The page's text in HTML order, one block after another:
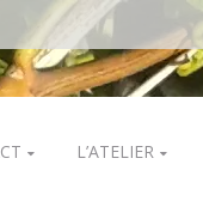
L’ATELIER